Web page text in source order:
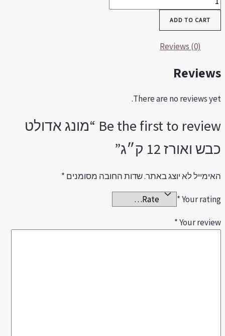
ADD TO CART
Reviews (0)
There are no reviews
Be the first to review “מונג אדולט
ואורז 12 ק״ג”
לא יוצג באתר.שדות החובה מסומנים*
Your
*
Your
*